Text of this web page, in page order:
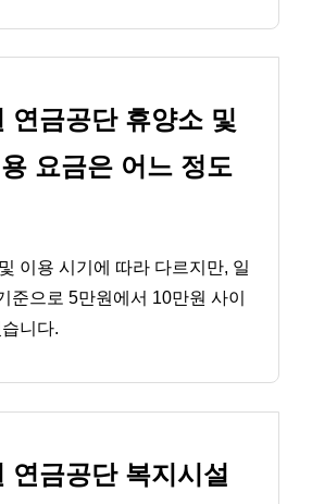
연금공단 휴양소 및
요금은 어느 정도
이용 시기에 따라 다르지만, 일
준으로 5만원에서 10만원 사이
니다.
연금공단 복지시설